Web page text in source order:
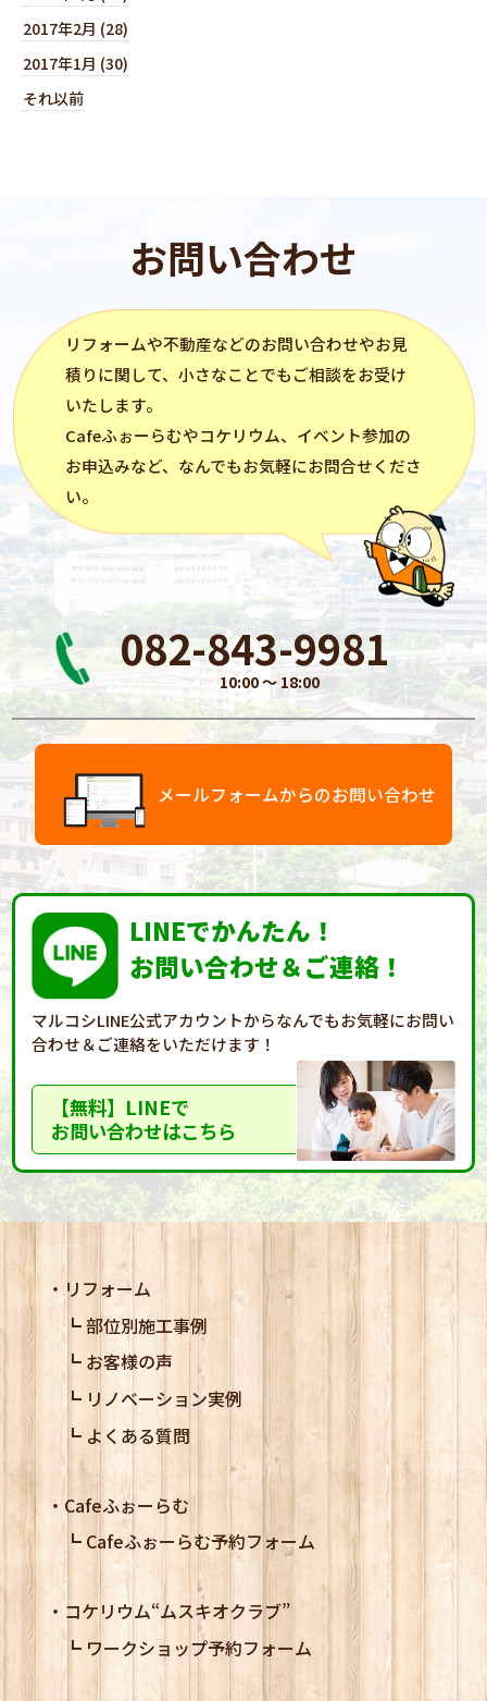
2017年2月 (28)
2017年1月 (30)
それ以前
お問い合わせ
リフォームや不動産などのお問い合わせやお見
積りに関して、小さなことでもご相談をお受け
いたします。
Cafeふぉーらむやコケリウム、イベント参加の
お申込みなど、なんでもお気軽にお問合せくださ
い。
082-843-9981
10:00 〜 18:00
メールフォームからのお問い合わせ
LINEでかんたん！
お問い合わせ＆ご連絡！
マルコシLINE公式アカウントからなんでもお気軽にお問い
合わせ＆ご連絡をいただけます！
【無料】LINEで
お問い合わせはこちら
リフォーム
部位別施工事例
お客様の声
リノベーション実例
よくある質問
Cafeふぉーらむ
Cafeふぉーらむ予約フォーム
コケリウム“ムスキオクラブ”
ワークショップ予約フォーム